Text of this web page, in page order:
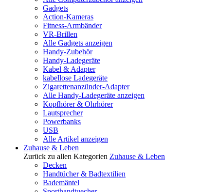
Gadgets
Action-Kameras
Fitness-Armbänder
VR-Brillen
Alle Gadgets anzeigen
Handy-Zubehör
Handy-Ladegeräte
Kabel & Adapter
kabellose Ladegeräte
Zigarettenanzünder-Adapter
Alle Handy-Ladegeräte anzeigen
Kopfhörer & Ohrhörer
Lautsprecher
Powerbanks
USB
Alle Artikel anzeigen
Zuhause & Leben
Zurück zu allen Kategorien Zuhause & Leben
Decken
Handtücher & Badtextilien
Bademäntel